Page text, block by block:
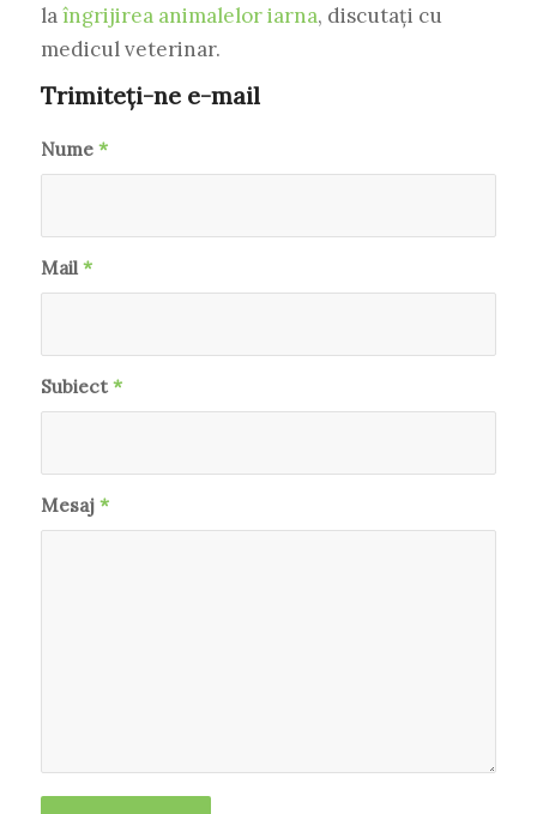
laîngrijirea animalelor iarna, discutați cu
medicul veterinar.
Trimiteți-ne e-mail
Nume *
Mail *
Subiect*
Mesaj *